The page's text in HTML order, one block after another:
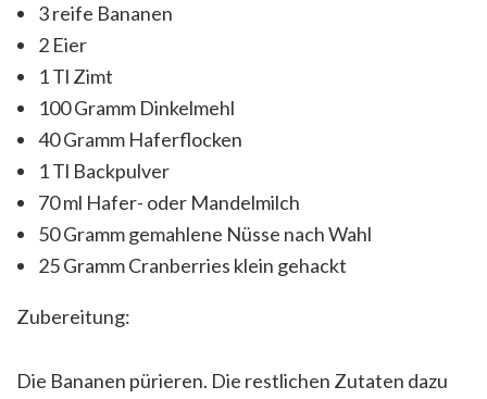
3 reife Bananen
2 Eier
1 Tl Zimt
100 Gramm Dinkelmehl
40 Gramm Haferflocken
1 Tl Backpulver
70 ml Hafer- oder Mandelmilch
50 Gramm gemahlene Nüsse nach Wahl
25 Gramm Cranberries klein gehackt
Zubereitung:
Die Bananen pürieren. Die restlichen Zutaten dazu